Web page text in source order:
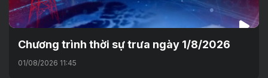
Chương trình thời sự trưa ngày 1/8/2026
01/08/2026 11:45